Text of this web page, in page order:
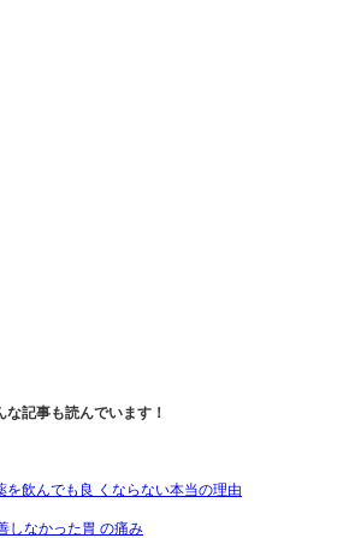
記事も読んでいます！
を飲んでも良 くならない本当の理由
しなかった胃 の痛み